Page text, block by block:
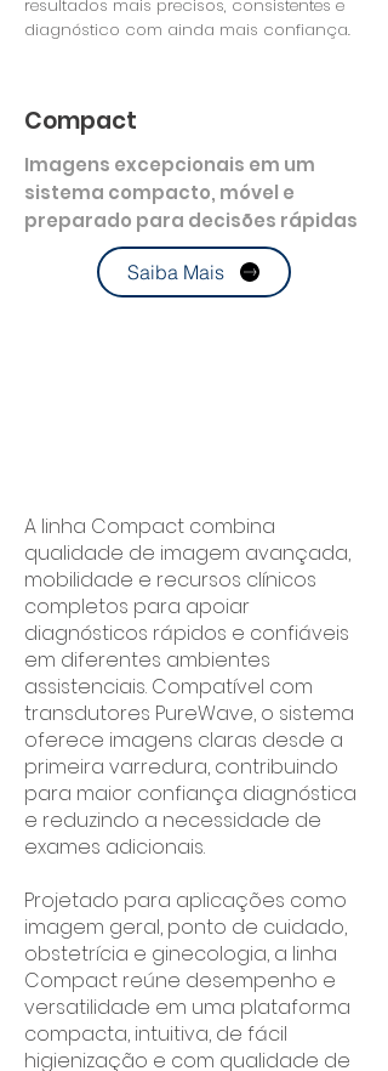
resultados mais precisos, consistentes e
diagnóstico com ainda mais confiança.
Compact
Imagens excepcionais em um
sistema compacto, móvel e
preparado para decisões rápidas
Saiba Mais
A linha Compact combina
qualidade de imagem avançada,
mobilidade e recursos clínicos
completos para apoiar
diagnósticos rápidos e confiáveis
em diferentes ambientes
assistenciais. Compatível com
transdutores PureWave, o sistema
oferece imagens claras desde a
primeira varredura, contribuindo
para maior confiança diagnóstica
e reduzindo a necessidade de
exames adicionais.
Projetado para aplicações como
imagem geral, ponto de cuidado,
obstetrícia e ginecologia, a linha
Compact reúne desempenho e
versatilidade em uma plataforma
compacta, intuitiva, de fácil
higienização e com qualidade de